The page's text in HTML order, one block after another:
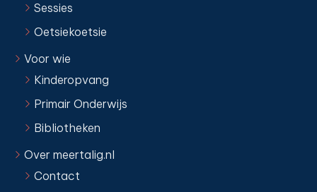
Sessies
Oetsiekoetsie
Voor wie
Kinderopvang
Primair Onderwijs
Bibliotheken
Over meertalig.nl
Contact